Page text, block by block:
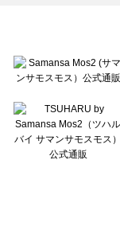
sō4ū（ソウフォーユー）
Te chichi（テチチ）のオー
Te chichi CLASSIC（テチ
Lugnoncure（ルノンキュ
BETTY'S BLUE（べティ
Wpc.（ワールドパーティ